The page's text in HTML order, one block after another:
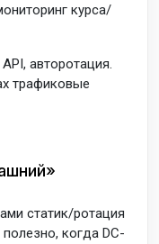
курса/
авторотация.
трафиковые
статик/ротация
когда DC-